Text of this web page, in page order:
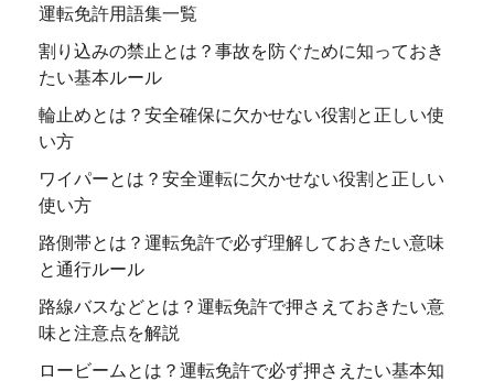
運転免許用語集一覧
割り込みの禁止とは？事故を防ぐために知っておき
たい基本ルール
輪止めとは？安全確保に欠かせない役割と正しい使
い方
ワイパーとは？安全運転に欠かせない役割と正しい
使い方
路側帯とは？運転免許で必ず理解しておきたい意味
と通行ルール
路線バスなどとは？運転免許で押さえておきたい意
味と注意点を解説
ロービームとは？運転免許で必ず押さえたい基本知